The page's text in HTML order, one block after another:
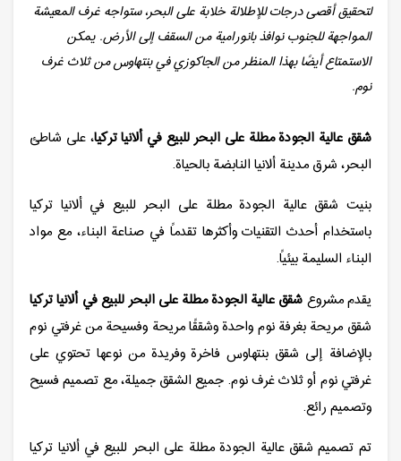
لتحقيق أقصى درجات للإطلالة خلابة على البحر، ستواجه غرف المعيشة
المواجهة للجنوب نوافذ بانورامية من السقف إلى الأرض. يمكن
الاستمتاع أيضًا بهذا المنظر من الجاكوزي في بنتهاوس من ثلاث غرف
نوم.
شقق عالية الجودة مطلة على البحر للبيع في ألانيا تركيا، على شاطئ
البحر، شرق مدينة ألانيا النابضة بالحياة.
بنيت شقق عالية الجودة مطلة على البحر للبيع في ألانيا تركيا
باستخدام أحدث التقنيات وأكثرها تقدماً في صناعة البناء، مع مواد
البناء السليمة بيئياً.
يقدم مشروعشقق عالية الجودة مطلة على البحر للبيع في ألانيا تركيا
شقق مريحة بغرفة نوم واحدة وشققًا مريحة وفسيحة من غرفتي نوم
بالإضافة إلى شقق بنتهاوس فاخرة وفريدة من نوعها تحتوي على
غرفتي نوم أو ثلاث غرف نوم. جميع الشقق جميلة، مع تصميم فسيح
وتصميم رائع.
تم تصميم شقق عالية الجودة مطلة على البحر للبيع في ألانيا تركيا